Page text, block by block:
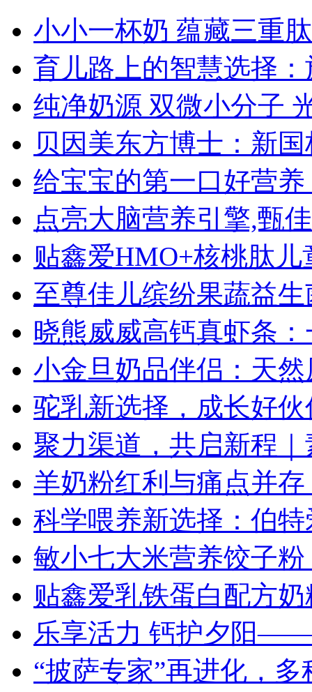
小小一杯奶 蕴藏三重
育儿路上的智慧选择
纯净奶源 双微小分子
贝因美东方博士：新
给宝宝的第一口好营
点亮大脑营养引擎,甄
贴鑫爱HMO+核桃肽
至尊佳儿缤纷果蔬益
晓熊威威高钙真虾条
小金旦奶品伴侣：天
驼乳新选择，成长好
聚力渠道，共启新程
羊奶粉红利与痛点并
科学喂养新选择：伯
敏小七大米营养饺子
贴鑫爱乳铁蛋白配方
乐享活力 钙护夕阳
“披萨专家”再进化，